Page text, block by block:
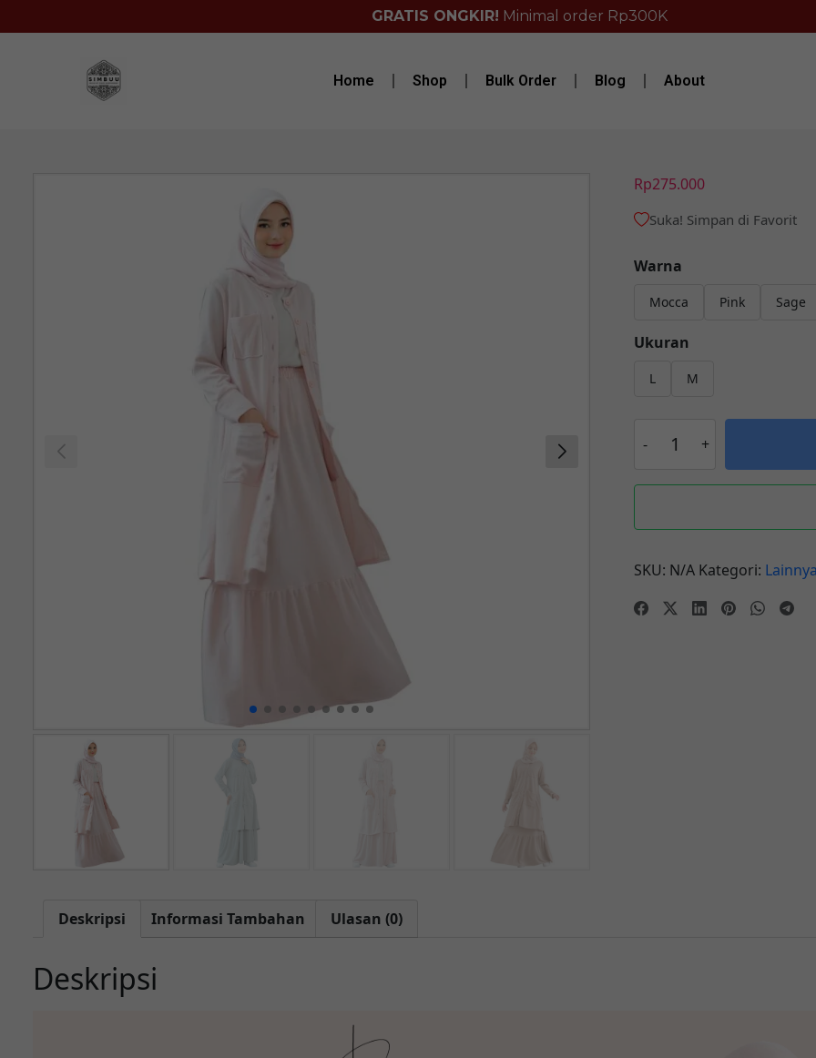
GRATIS ONGKIR! Minimal order Rp300K
Home Shop Bulk Order Blog About
Rp275.000
Suka! Simpan di Favorit
Warna
Mocca Pink Sage
Ukuran
L M
SKU: N/A Kategori:
Deskripsi Informasi Tambahan Ulasan (0)
Deskripsi